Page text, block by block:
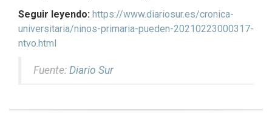
Seguir leyendo: https://www.diariosur.es/cronica-
universitaria/ninos-primaria-pueden-20210223000317-
ntvo.html
Fuente: Diario Sur